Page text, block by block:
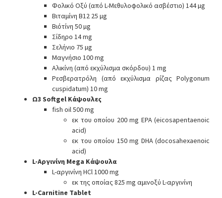
Φολικό Οξύ (από L-Μεθυλοφολικό ασβέστιο) 144 µg
Βιταμίνη B12 25 µg
Βιότίνη 50 µg
Σίδηρο 14 mg
Σελήνιο 75 µg
Μαγνήσιο 100 mg
Αλικίνη (από εκχύλισμα σκόρδου) 1 mg
Ρεσβερατρόλη (από εκχύλισμα ρίζας Polygonum
cuspidatum) 10 mg
Ω3 Softgel Κάψουλες
fish oil 500 mg
εκ του οποίου 200 mg EPA (eicosapentaenoic
acid)
εκ του οποίου 150 mg DHA (docosahexaenoic
acid)
L-Αργινίνη Mega Κάψουλα
L-αργινίνη HCl 1000 mg
εκ της οποίας 825 mg αμινοξύ L-αργινίνη
L-Carnitine Tablet